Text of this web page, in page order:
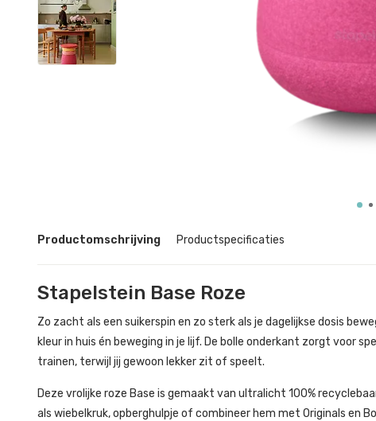
Productomschrijving Productspecificaties
Stapelstein Base Roze
Zo zacht als een suikerspin en zo sterk als je dagelijkse dosis
kleur in huis én beweging in je lijf. De bolle onderkant zorgt voor
trainen, terwijl jij gewoon lekker zit of speelt.
Deze vrolijke roze Base is gemaakt van ultralicht 100%
als wiebelkruk, opberghulpje of combineer hem met Originals en